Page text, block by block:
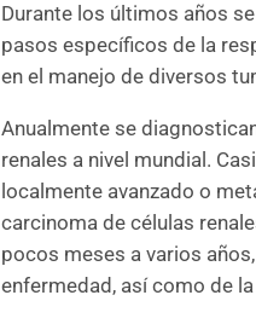
Durante los últimos años
pasos específicos de la
en el manejo de diversos
Anualmente se
renales a nivel mundial.
localmente avanzado o
carcinoma de células
pocos meses a varios
enfermedad, así como de